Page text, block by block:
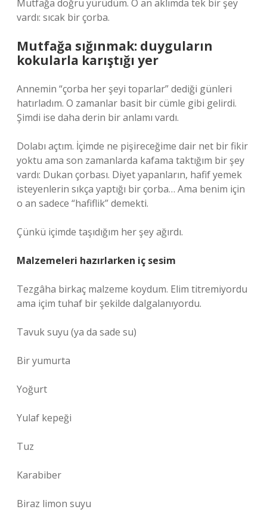
Mutfağa doğru yürüdüm. O an aklımda tek bir şey
vardı: sıcak bir çorba.
Mutfağa sığınmak: duyguların
kokularla karıştığı yer
Annemin “çorba her şeyi toparlar” dediği günleri
hatırladım. O zamanlar basit bir cümle gibi gelirdi.
Şimdi ise daha derin bir anlamı vardı.
Dolabı açtım. İçimde ne pişireceğime dair net bir fikir
yoktu ama son zamanlarda kafama taktığım bir şey
vardı: Dukan çorbası. Diyet yapanların, hafif yemek
isteyenlerin sıkça yaptığı bir çorba… Ama benim için
o an sadece “hafiflik” demekti.
Çünkü içimde taşıdığım her şey ağırdı.
Malzemeleri hazırlarken iç sesim
Tezgâha birkaç malzeme koydum. Elim titremiyordu
ama içim tuhaf bir şekilde dalgalanıyordu.
Tavuk suyu (ya da sade su)
Bir yumurta
Yoğurt
Yulaf kepeği
Tuz
Karabiber
Biraz limon suyu